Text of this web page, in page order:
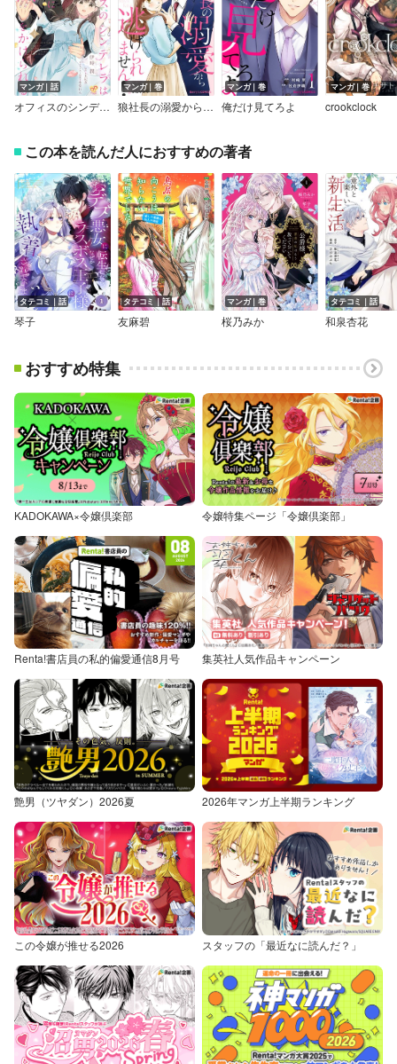
マンガ｜話
オフィスのシンデレラは上司に魔法をかけられる【単話売】
マンガ｜巻
狼社長の溺愛から逃げられません！
マンガ｜巻
俺だけ見てろよ
マンガ｜巻
crookclock
この本を読んだ人におすすめの著者
タテコミ｜話
琴子
タテコミ｜話
友麻碧
マンガ｜巻
桜乃みか
タテコミ｜話
和泉杏花
おすすめ特集
KADOKAWA×令嬢倶楽部 令嬢特集ページ「令嬢倶楽部」
Renta!書店員の私的偏愛通信8月号 集英社人気作品キャンペーン
艶男（ツヤダン）2026夏 2026年マンガ上半期ランキング
この令嬢が推せる2026 スタッフの「最近なに読んだ？」